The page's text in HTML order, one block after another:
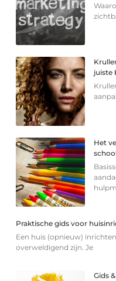
juiste
Het
Praktische gids voor
Een huis (opnieuw)
overweldigend zijn. Je
Gids